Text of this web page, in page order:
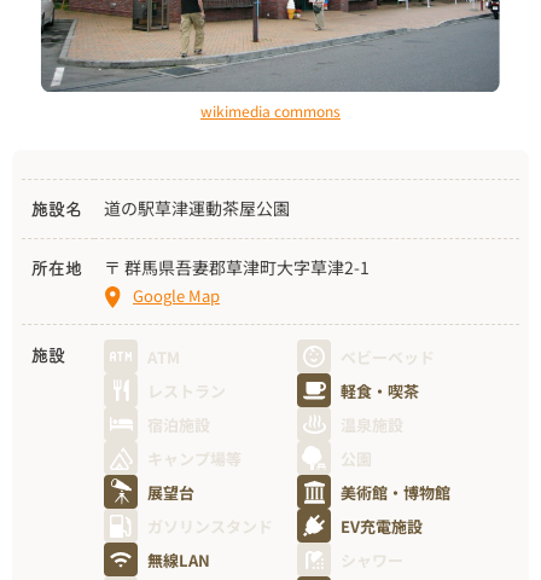
wikimedia commons
施設名 道の駅草津運動茶屋公園
所在地 〒 群馬県吾妻郡草津町大字草津2-1
Google Map
施設 ATM
ベビーベッド
レストラン
軽食・喫茶
宿泊施設
温泉施設
キャンプ場等
公園
展望台
美術館・博物館
ガソリンスタンド
EV充電施設
無線LAN
シャワー